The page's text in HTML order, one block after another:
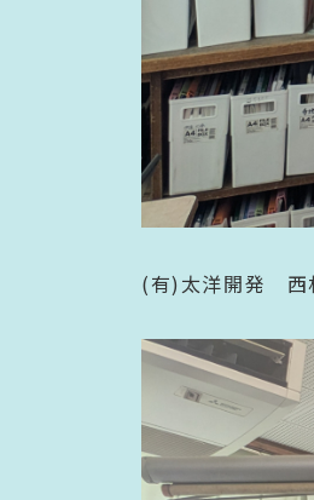
(有)太洋開発